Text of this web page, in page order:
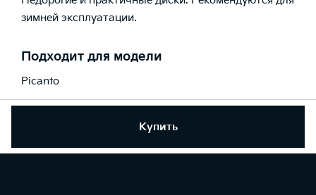
Купить
зимней эксплуатации.
Подходит для модели
Picanto